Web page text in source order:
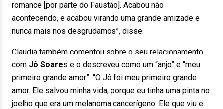
romance [por parte do Faustão]. Acabou não
acontecendo, e acabou virando uma grande amizade e
nunca mais nos desgrudamos”, disse.
Claudia também comentou sobre o seu relacionamento
com Jô Soares e o descreveu como um “anjo” e “meu
primeiro grande amor”. “O Jô foi meu primeiro grande
amor. Ele salvou minha vida, porque eu tinha uma pinta no
joelho que era um melanoma cancerígeno. Ele que viu e